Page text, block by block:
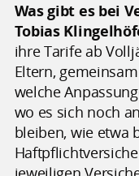
Was gibt es bei
Tobias
ihre Tarife ab
Eltern,
welche
wo es sich noch
bleiben, wie etwa